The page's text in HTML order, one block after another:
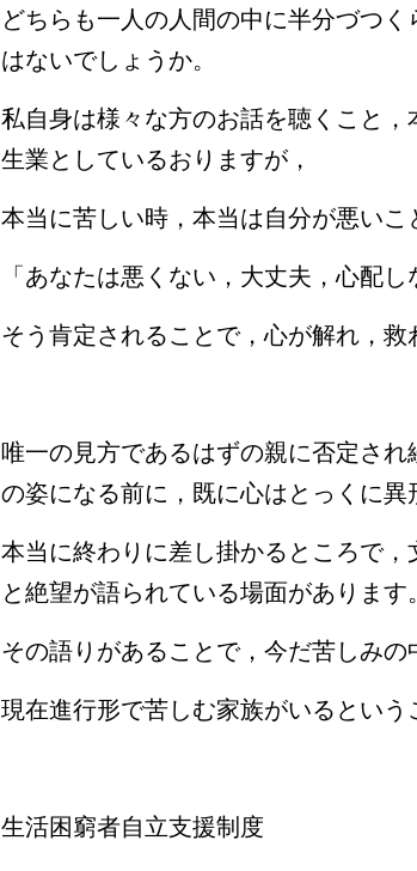
どちらも一人の人間の中に半分づつ
はないでしょうか。
私自身は様々な方のお話を聴くこと
生業としているおりますが，
本当に苦しい時，本当は自分が悪い
「あなたは悪くない，大丈夫，心配し
そう肯定されることで，心が解れ，救
唯一の見方であるはずの親に否定さ
の姿になる前に，既に心はとっくに異
本当に終わりに差し掛かるところで
と絶望が語られている場面があります。
その語りがあることで，今だ苦しみの
現在進行形で苦しむ家族がいるという
生活困窮者自立支援制度